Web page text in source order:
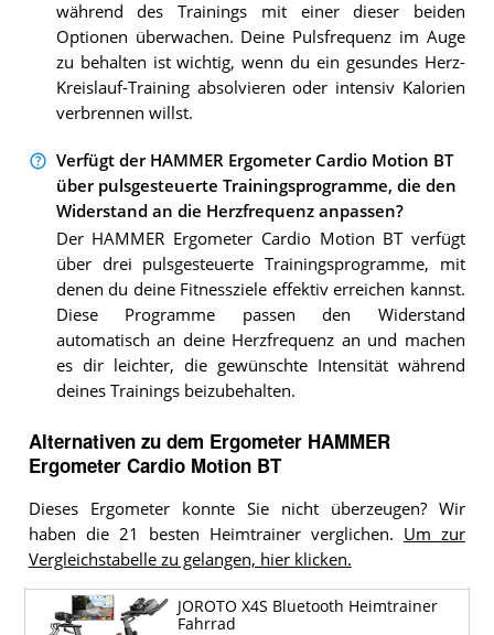
während des Trainings mit einer dieser beiden
Optionen überwachen. Deine Pulsfrequenz im Auge
zu behalten ist wichtig, wenn du ein gesundes Herz-
Kreislauf-Training absolvieren oder intensiv Kalorien
verbrennen willst.
Verfügt der HAMMER Ergometer Cardio Motion BT
über pulsgesteuerte Trainingsprogramme, die den
Widerstand an die Herzfrequenz anpassen?
Der HAMMER Ergometer Cardio Motion BT verfügt
über drei pulsgesteuerte Trainingsprogramme, mit
denen du deine Fitnessziele effektiv erreichen kannst.
Diese Programme passen den Widerstand
automatisch an deine Herzfrequenz an und machen
es dir leichter, die gewünschte Intensität während
deines Trainings beizubehalten.
Alternativen zu dem Ergometer HAMMER
Ergometer Cardio Motion BT
Dieses Ergometer konnte Sie nicht überzeugen? Wir
haben die 21 besten Heimtrainer verglichen. Um zur
Vergleichstabelle zu gelangen, hier klicken.
JOROTO X4S Bluetooth Heimtrainer
Fahrrad